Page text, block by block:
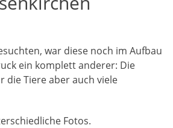
war diese noch im Aufbau
ein komplett anderer: Die
die Tiere aber auch viele
Fotos.